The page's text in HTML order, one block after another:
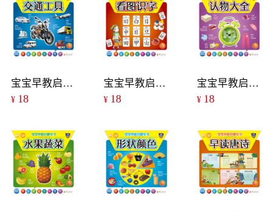
宝宝早教启蒙全书：交通工具
¥ 18
宝宝早教启蒙全书：看图识字
¥ 18
宝宝早教启蒙全书：认物大全
¥ 18